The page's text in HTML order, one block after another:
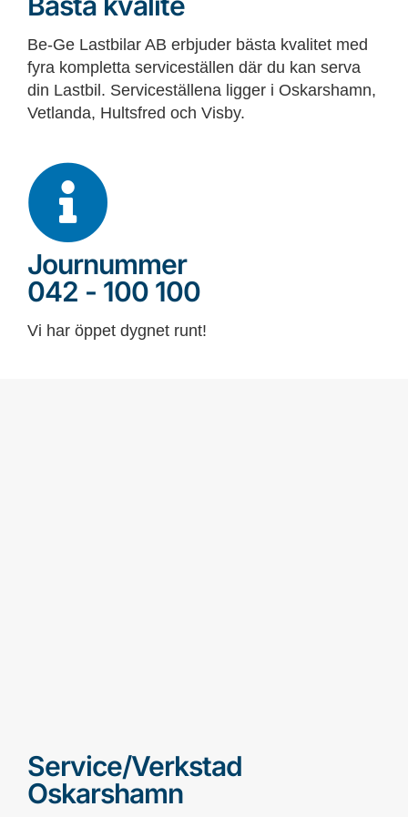
Be-Ge Lastbilar AB erbjuder bästa kvalitet med
fyra kompletta serviceställen där du kan serva
din Lastbil. Serviceställena ligger i Oskarshamn,
Vetlanda, Hultsfred och Visby.
Journummer
042 - 100 100
Vi har öppet dygnet runt!
Service/Verkstad
Oskarshamn